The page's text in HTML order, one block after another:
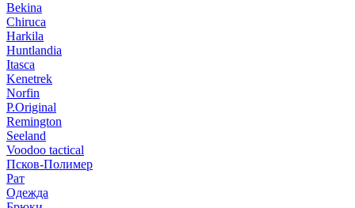
Bekina
Chiruсa
Harkila
Huntlandia
Itasca
Kenetrek
Norfin
P.Original
Remington
Seeland
Voodoo tactical
Псков-Полимер
Рат
Одежда